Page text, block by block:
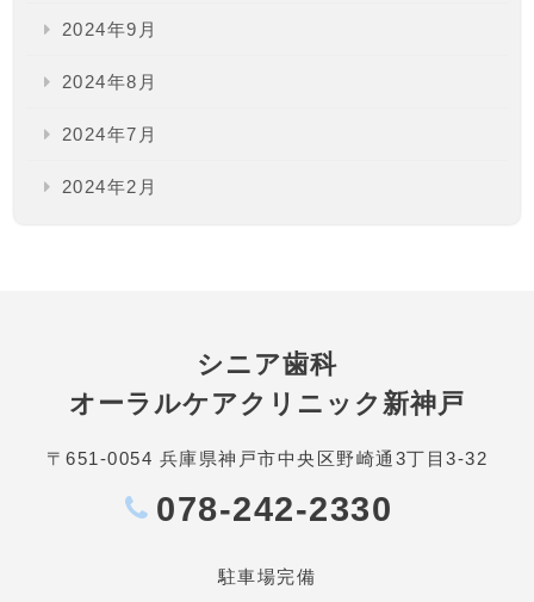
2024年9月
2024年8月
2024年7月
2024年2月
シニア歯科
オーラルケアクリニック新神戸
〒651-0054 兵庫県神戸市中央区野崎通3丁目3-32
078-242-2330
駐車場完備